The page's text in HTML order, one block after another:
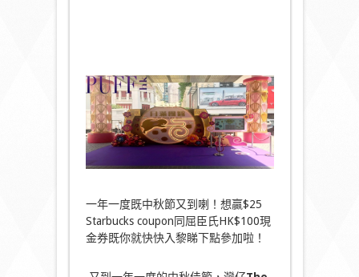
一年一度既中秋節又到喇！想贏$25
Starbucks coupon同屈臣氏HK$100現
金券既你就快快入黎睇下點參加啦！